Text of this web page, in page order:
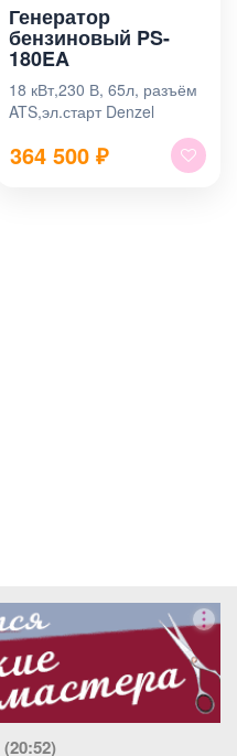
Генератор
бензиновый PS-
180EA
18 кВт,230 В, 65л, разъём
ATS,эл.старт Denzel
364 500 ₽
(20:52)